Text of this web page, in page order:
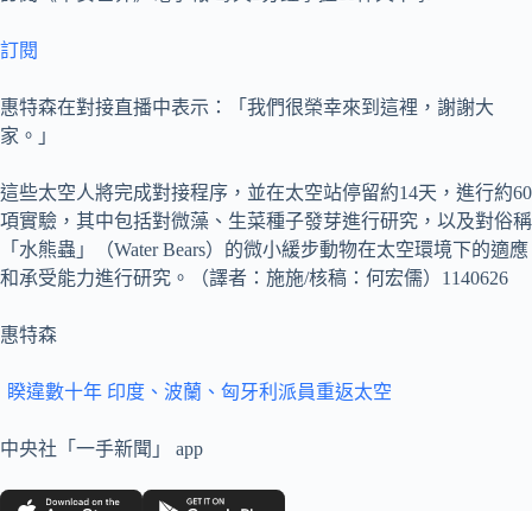
訂閱
惠特森在對接直播中表示：「我們很榮幸來到這裡，謝謝大
家。」
這些太空人將完成對接程序，並在太空站停留約14天，進行約60
項實驗，其中包括對微藻、生菜種子發芽進行研究，以及對俗稱
「水熊蟲」（Water Bears）的微小緩步動物在太空環境下的適應
和承受能力進行研究。（譯者：施施/核稿：何宏儒）1140626
惠特森
睽違數十年 印度、波蘭、匈牙利派員重返太空
中央社「一手新聞」 app